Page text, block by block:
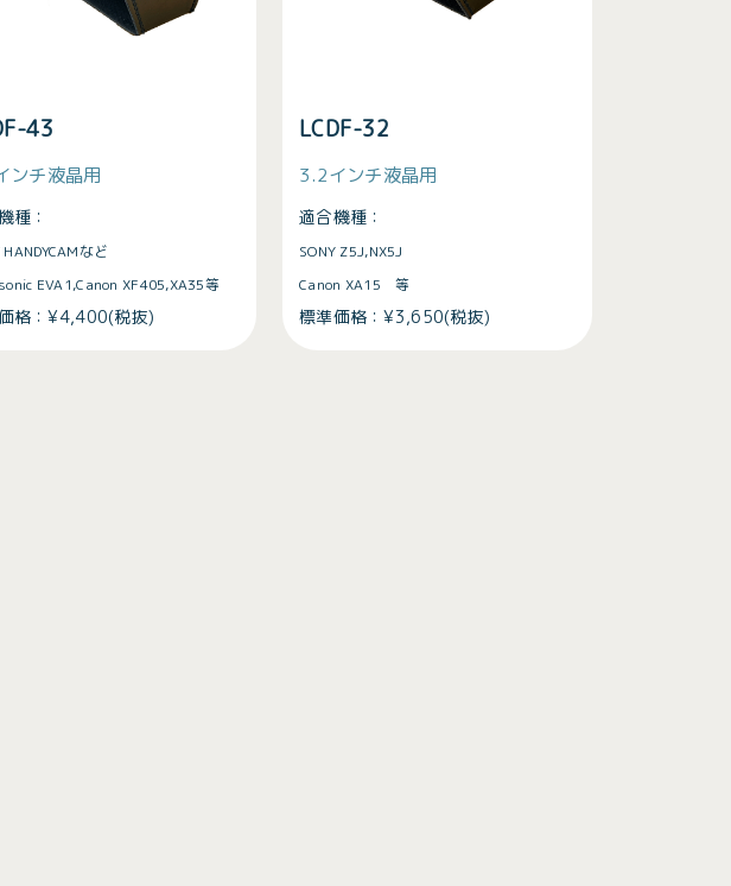
43
ンチ液晶用
種：
HANDYCAMなど
EVA1,Canon XF405,XA35等
格：¥4,400(税抜)
LCDF-32
3.2インチ液晶用
適合機種：
SONY Z5J,NX5J
Canon XA15 等
標準価格：¥3,650(税抜)